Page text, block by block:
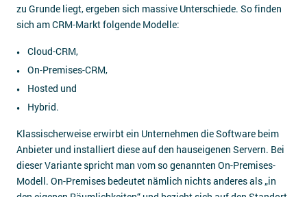
zu Grunde liegt, ergeben sich massive Unterschiede. So finden
sich am CRM-Markt folgende Modelle:
Cloud-CRM,
On-Premises-CRM,
Hosted und
Hybrid.
Klassischerweise erwirbt ein Unternehmen die Software beim
Anbieter und installiert diese auf den hauseigenen Servern. Bei
dieser Variante spricht man vom so genannten On-Premises-
Modell. On-Premises bedeutet nämlich nichts anderes als „in